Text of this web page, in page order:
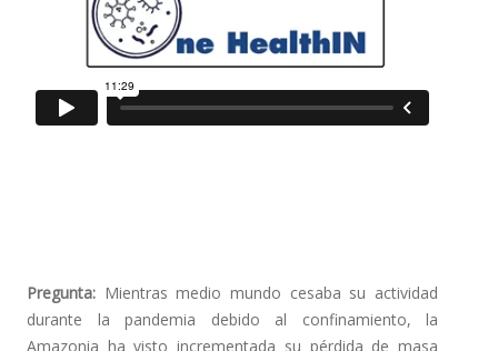
Pregunta: Mientras medio mundo cesaba su actividad
durante la pandemia debido al confinamiento, la
Amazonia ha visto incrementada su pérdida de masa